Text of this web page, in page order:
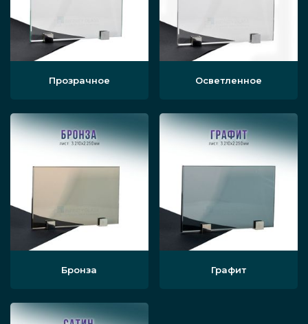
Аналогичный вариант, но
матовая
от 6400
руб./м2
Аналогичный вариант, но с
от 9900
Дверь из листов стекла
сдвижная бесцветная
от 4700
руб./м2
Аналогичный вариант под
офис, но матовая офисная
конструкция
Аналогичный вариант, но с
пескоструйным рисунком
от 10900
руб./м2
Прозрачное Осветленное
Бронза Графит